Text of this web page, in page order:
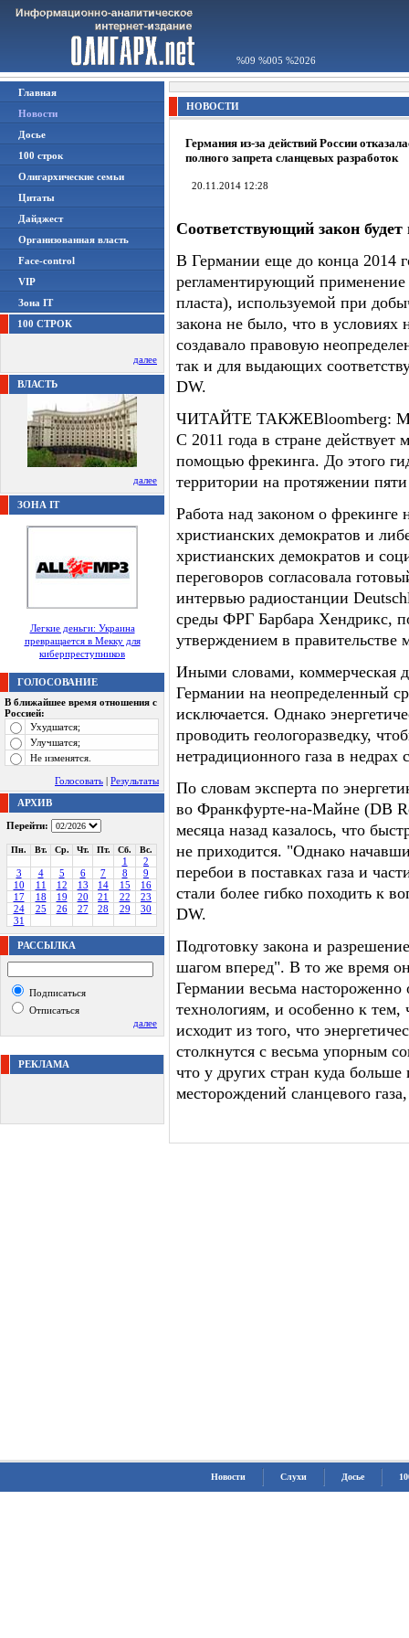
%09 %005 %2026
Главная
Новости
Досье
100 строк
Олигархические семьи
Цитаты
Дайджест
Организованная власть
Face-control
VIP
Зона IT
100 СТРОК
далее
ВЛАСТЬ
далее
ЗОНА IT
Легкие деньги: Украина
превращается в Мекку для
киберпреступников
ГОЛОСОВАНИЕ
В ближайшее время отношения с
Россией:
Ухудшатся;
Улучшатся;
Не изменятся.
Голосовать | Результаты
АРХИВ
Перейти:
Пн. Вт. Ср. Чт. Пт. Сб. Вс.
1
2
3
4 5 6 7 8
9
10
11 12 13 14 15
16
17
18 19 20 21 22
23
24
25 26 27 28 29
30
31
РАССЫЛКА
Подписаться
Отписаться
далее
РЕКЛАМА
НОВОСТИ
Германия из-за действий России
полного запрета сланцевых разработок
20.11.2014 12:28
Соответствующий закон
В Германии еще до конца 2014
регламентирующий применение
пласта), используемой при
закона не было, что в условиях
создавало правовую
так и для выдающих
DW.
ЧИТАЙТЕ ТАКЖЕBloomberg:
С 2011 года в стране
помощью фрекинга. До этого
территории на протяжении
Работа над законом о фрекинге
христианских демократов и
христианских демократов и
переговоров согласовала
интервью радиостанции
среды ФРГ Барбара Хендрикс,
утверждением в правительстве
Иными словами, коммерческая
Германии на неопределенный
исключается. Однако
проводить геологоразведку,
нетрадиционного газа в недрах
По словам эксперта по
во Франкфурте-на-Майне (DB
месяца назад казалось, что
не приходится. "Однако
перебои в поставках газа и
стали более гибко походить к
DW.
Подготовку закона и
шагом вперед". В то же время
Германии весьма
технологиям, и особенно к
исходит из того, что
столкнутся с весьма упорным
что у других стран куда больше
месторождений сланцевого
Новости Слухи Досье